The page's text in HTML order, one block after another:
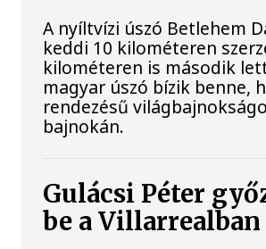
A nyíltvízi úszó Betlehem
keddi 10 kilométeren
kilométeren is második
magyar úszó bízik benne,
rendezésű
bajnokán.
Gulácsi Péter
be a Villarrealban